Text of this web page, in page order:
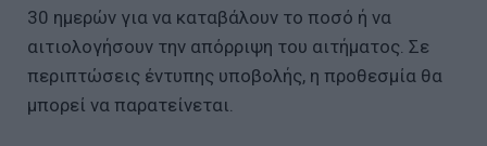
30 ημερών για να καταβάλουν το ποσό ή να
αιτιολογήσουν την απόρριψη του αιτήματος. Σε
περιπτώσεις έντυπης υποβολής, η προθεσμία θα
μπορεί να παρατείνεται.